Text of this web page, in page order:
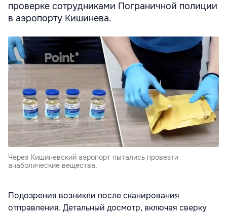
проверке сотрудниками Пограничной полиции
в аэропорту Кишинева.
Через Кишиневский аэропорт пытались провезти
анаболические вещества.
Подозрения возникли после сканирования
отправления. Детальный досмотр, включая сверку